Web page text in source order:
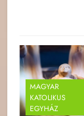
MAGYAR
KATOLIKUS
EGYHÁZ